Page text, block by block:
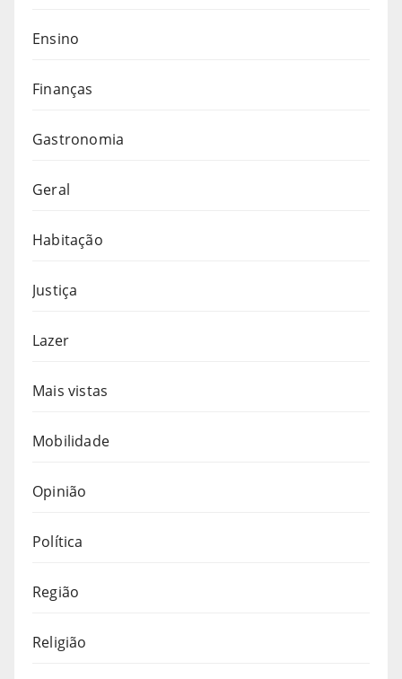
Ensino
Finanças
Gastronomia
Geral
Habitação
Justiça
Lazer
Mais vistas
Mobilidade
Opinião
Política
Região
Religião